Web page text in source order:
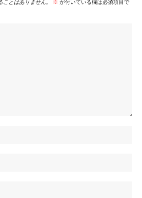
とはありません。 ※ が付いている欄は必須項目で